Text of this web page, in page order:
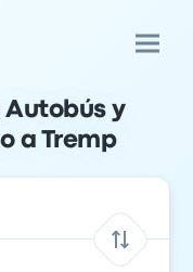
Autobús y
a Tremp